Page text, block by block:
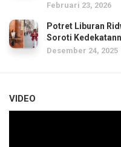
Februari 23, 2026
Potret Liburan
Soroti
Desember 24, 2025
VIDEO